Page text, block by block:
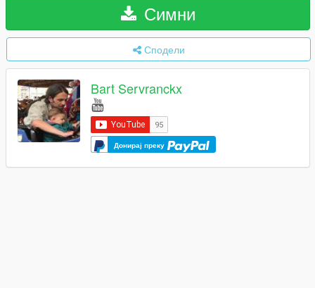
Симни
Сподели
Bart Servranckx
Донирај преку